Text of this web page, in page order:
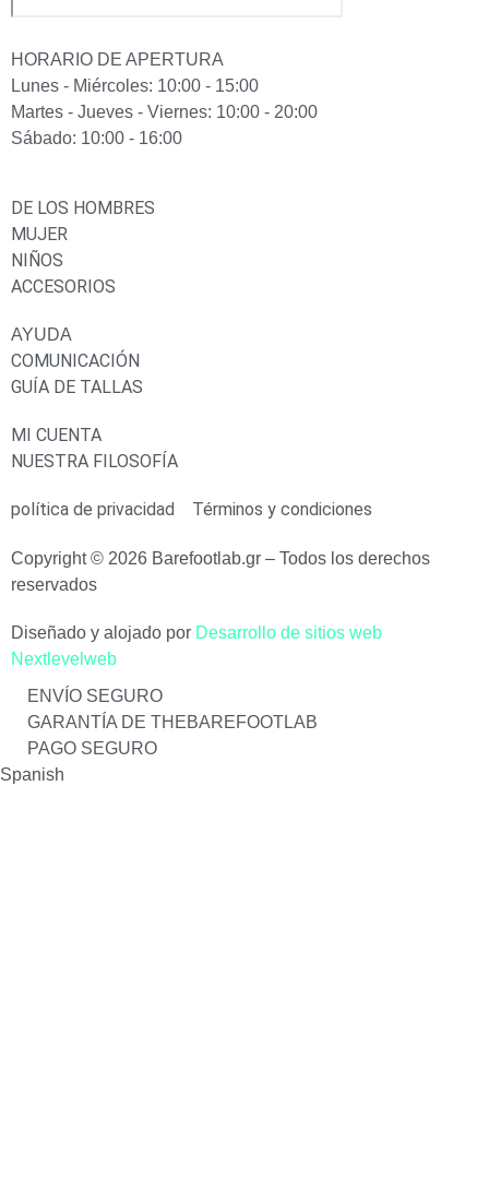
HORARIO DE APERTURA
Lunes - Miércoles: 10:00 - 15:00
Martes - Jueves - Viernes: 10:00 - 20:00
Sábado: 10:00 - 16:00
DE LOS HOMBRES
MUJER
NIÑOS
ACCESORIOS
AYUDA
COMUNICACIÓN
GUÍA DE TALLAS
MI CUENTA
NUESTRA FILOSOFÍA
política de privacidad Términos y condiciones
Copyright © 2026 Barefootlab.gr – Todos los derechos
reservados
Diseñado y alojado por Desarrollo de sitios web
Nextlevelweb
ENVÍO SEGURO
GARANTÍA DE THEBAREFOOTLAB
PAGO SEGURO
Spanish